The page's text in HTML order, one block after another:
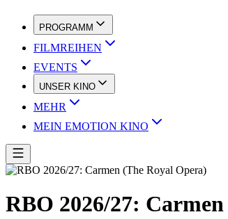
PROGRAMM
FILMREIHEN
EVENTS
UNSER KINO
MEHR
MEIN EMOTION KINO
RBO 2026/27: